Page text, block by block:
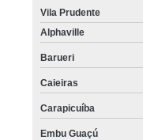
Vila Prudente
Alphaville
Barueri
Caieiras
Carapicuíba
Embu Guaçú